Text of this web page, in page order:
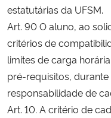
Ministério da Mulher, da Família
Secretaria-Geral
Secretaria de Governo
Gabinete de Segurança
estatutárias da UFSM.
Art. 90 O aluno, ao
critérios de
limites de carga
pré-requisitos,
responsabilidade de
Art. 10. A critério de